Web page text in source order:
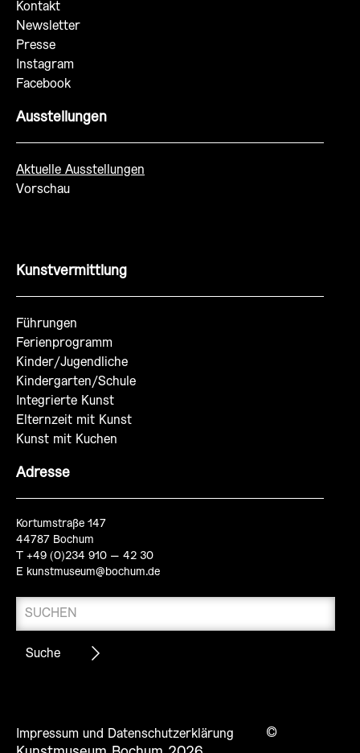
Kontakt
Newsletter
Presse
Instagram
Facebook
Ausstellungen
Aktuelle Ausstellungen
Vorschau
Kunstvermittlung
Führungen
Ferienprogramm
Kinder/Jugendliche
Kindergarten/Schule
Integrierte Kunst
Elternzeit mit Kunst
Kunst mit Kuchen
Adresse
Kortumstraße 147
44787 Bochum
T +49 (0)234 910 – 42 30
E kunstmuseum@bochum.de
Impressum und Datenschutzerklärung
©